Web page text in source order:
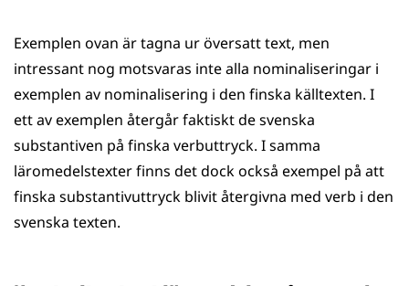
Exemplen ovan är tagna ur översatt text, men
intressant nog motsvaras inte alla nominaliseringar i
exemplen av nominalisering i den finska källtexten. I
ett av exemplen återgår faktiskt de svenska
substantiven på finska verbuttryck. I samma
läromedelstexter finns det dock också exempel på att
finska substantivuttryck blivit återgivna med verb i den
svenska texten.